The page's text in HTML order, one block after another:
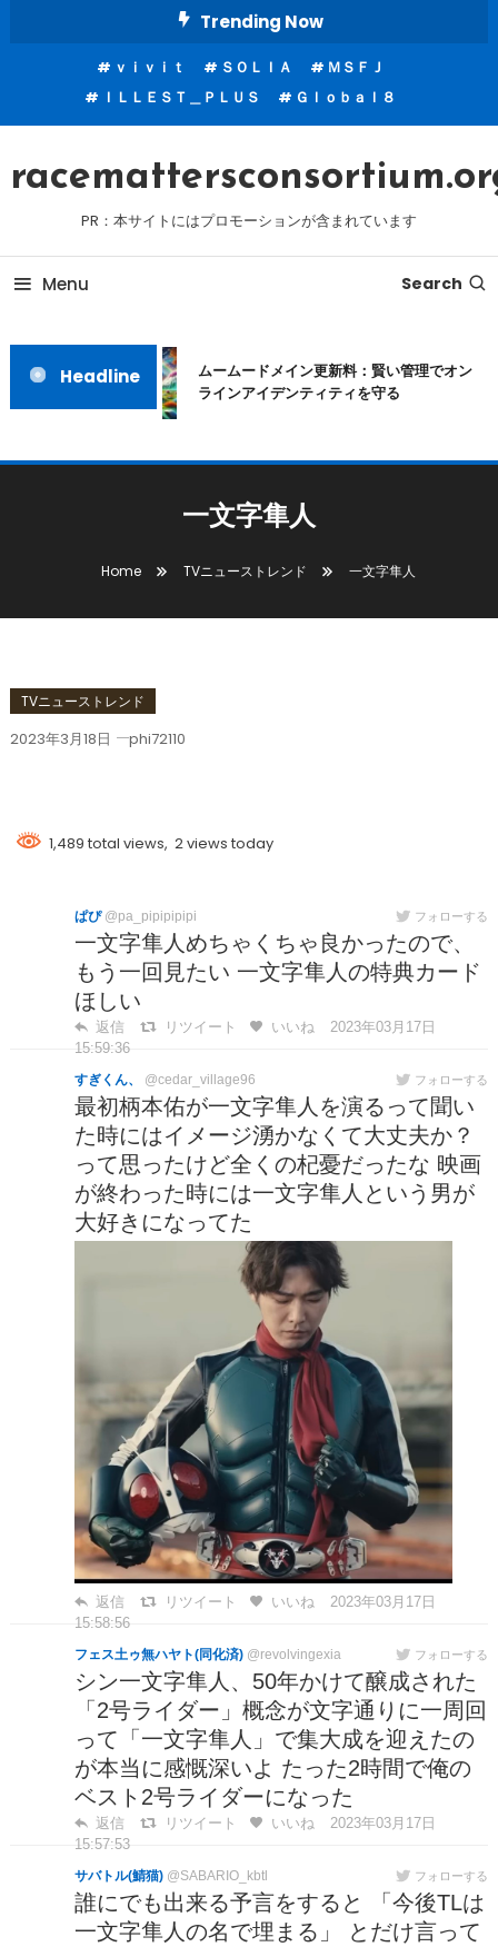
Trending Now
ｖｉｖｉｔ ＳＯＬＩＡ
ＭＳＦＪ
ＩＬＬＥＳＴ＿ＰＬＵＳ
Ｇｌｏｂａｌ８
PR：本サイトにはプロモーションが含まれています
Menu Search
Headline
ムームードメイン更新料：賢い管理でオン
ラインアイデンティティを守る
一文字隼人
Home TVニューストレンド 一文字隼人
TVニューストレンド
2023年3月18日 phi72110
1,489 total views, 2 views today
ぱぴ @pa_pipipipipi フォローする
一文字隼人めちゃくちゃ良かったので、
もう一回見たい 一文字隼人の特典カード
ほしい
返信 リツイート いいね
2023年03月17日
15:59:36
すぎくん、 @cedar_village96 フォローする
最初柄本佑が一文字隼人を演るって聞い
た時にはイメージ湧かなくて大丈夫か？
って思ったけど全くの杞憂だったな 映画
が終わった時には一文字隼人という男が
大好きになってた
返信 リツイート いいね
2023年03月17日
15:58:56
フェス土ゥ無ハヤト(同化済) @revolvingexia フォローする
シン一文字隼人、50年かけて醸成された
「2号ライダー」概念が文字通りに一周回
って「一文字隼人」で集大成を迎えたの
が本当に感慨深いよ たった2時間で俺の
ベスト2号ライダーになった
返信 リツイート いいね
2023年03月17日
15:57:53
サバトル(鯖猫) @SABARIO_kbtl フォローする
誰にでも出来る予言をすると 「今後TLは
一文字隼人の名で埋まる」 とだけ言って